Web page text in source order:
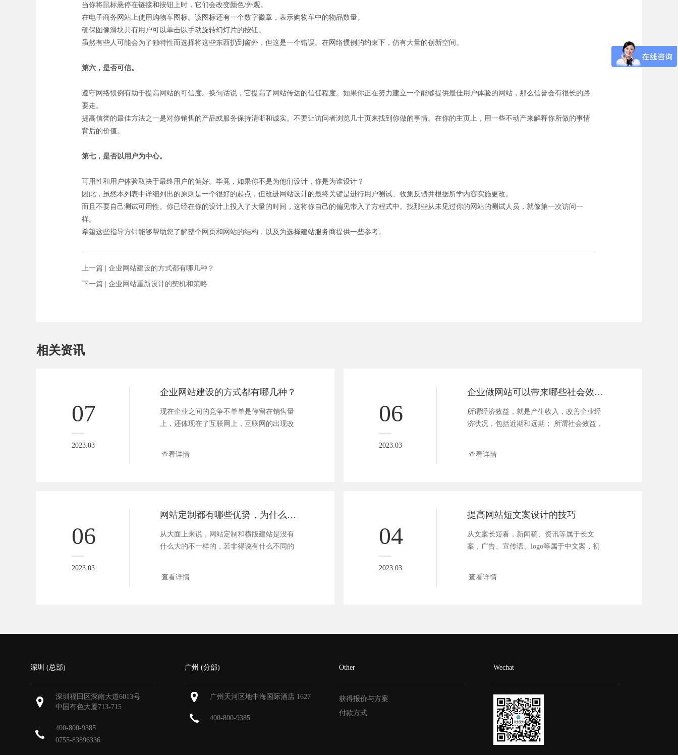
当你将鼠标悬停在链接和按钮上时，它们会改变颜色/外观。
在电子商务网站上使用购物车图标。该图标还有一个数字徽章，表示购物车中的物品数量。
确保图像滑块具有用户可以单击以手动旋转幻灯片的按钮。
虽然有些人可能会为了独特性而选择将这些东西扔到窗外，但这是一个错误。在网络惯例的约束下，仍有大量的创新空间。
第六，是否可信。
遵守网络惯例有助于提高网站的可信度。换句话说，它提高了网站传达的信任程度。如果你正在努力建立一个能够提供最佳用户体验的网站，那么信誉会有很长的路
要走。
提高信誉的最佳方法之一是对你销售的产品或服务保持清晰和诚实。不要让访问者浏览几十页来找到你做的事情。在你的主页上，用一些不动产来解释你所做的事情
背后的价值。
第七，是否以用户为中心。
可用性和用户体验取决于最终用户的偏好。毕竟，如果你不是为他们设计，你是为谁设计？
因此，虽然本列表中详细列出的原则是一个很好的起点，但改进网站设计的最终关键是进行用户测试、收集反馈并根据所学内容实施更改。
而且不要自己测试可用性。你已经在你的设计上投入了大量的时间，这将你自己的偏见带入了方程式中。找那些从未见过你的网站的测试人员，就像第一次访问一
样。
希望这些指导方针能够帮助您了解整个网页和网站的结构，以及为选择建站服务商提供一些参考。
上一篇 | 企业网站建设的方式都有哪几种？
下一篇 | 企业网站重新设计的契机和策略
相关资讯
07
2023.03
企业网站建设的方式都有哪几种？
现在企业之间的竞争不单单是停留在销售量
上，还体现在了互联网上，互联网的出现改
查看详情
06
2023.03
企业做网站可以带来哪些社会效益？
所谓经济效益，就是产生收入，改善企业经
济状况，包括近期和远期； 所谓社会效益，
查看详情
06
2023.03
网站定制都有哪些优势，为什么受大众认可？
从大面上来说，网站定制和横版建站是没有
什么大的不一样的，若非得说有什么不同的
查看详情
04
2023.03
提高网站短文案设计的技巧
从文案长短看，新闻稿、资讯等属于长文
案，广告、宣传语、logo等属于中文案，初
查看详情
深圳 (总部)
深圳福田区深南大道6013号
中国有色大厦 713-715
400-800-9385
0755-83896336
广州 (分部)
广州天河区地中海国际酒店 1627
400-800-9385
Other
获得报价与方案
付款方式
Wechat